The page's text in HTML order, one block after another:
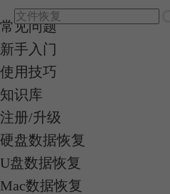
常见问题
新手入门
使用技巧
知识库
注册/升级
硬盘数据恢复
U盘数据恢复
Mac数据恢复